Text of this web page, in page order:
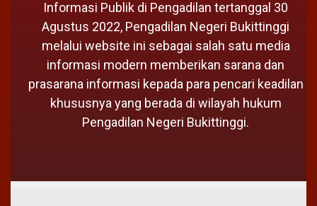
Informasi Publik di Pengadilan tertanggal 30
Agustus 2022, Pengadilan Negeri Bukittinggi
melalui website ini sebagai salah satu media
informasi modern memberikan sarana dan
prasarana informasi kepada para pencari keadilan
khususnya yang berada di wilayah hukum
Pengadilan Negeri Bukittinggi.